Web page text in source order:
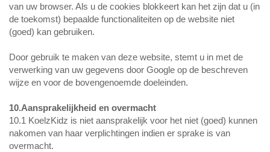
van uw browser. Als u de cookies blokkeert kan het zijn dat u (in
de toekomst) bepaalde functionaliteiten op de website niet
(goed) kan gebruiken.
Door gebruik te maken van deze website, stemt u in met de
verwerking van uw gegevens door Google op de beschreven
wijze en voor de bovengenoemde doeleinden.
10.Aansprakelijkheid en overmacht
10.1 KoelzKidz is niet aansprakelijk voor het niet (goed) kunnen
nakomen van haar verplichtingen indien er sprake is van
overmacht.